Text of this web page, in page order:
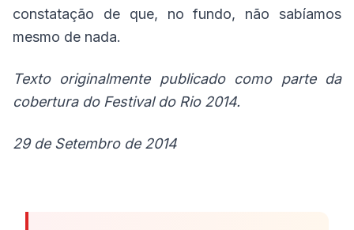
constatação de que, no fundo, não sabíamos
mesmo de nada.
Texto originalmente publicado como parte da
cobertura do Festival do Rio 2014.
29 de Setembro de 2014